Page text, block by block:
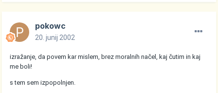
pokowc
20. junij 2002
izražanje, da povem kar mislem, brez moralnih načel, kaj čutim in kaj
me boli!
s tem sem izpopolnjen.